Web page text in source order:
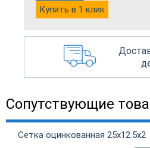
Купить в 1 клик
Сопутствующие
Сетка оцинкованная 25х12.5х2